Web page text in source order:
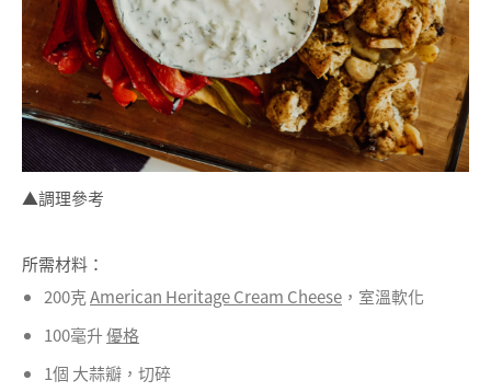
▲調理參考
所需材料：
200克American Heritage Cream Cheese ，室溫軟化
100毫升優格
1個 大蒜瓣，切碎